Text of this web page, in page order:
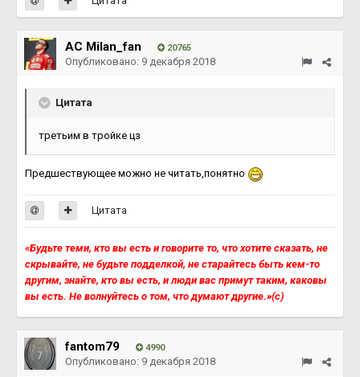
AC Milan_fan 20765
Опубликовано: 9 декабря 2018
Цитата
третьим в тройке цз
Предшествующее можно не читать,понятно
Цитата
«Будьте теми, кто вы есть и говорите то, что хотите сказать, не
скрывайте, не будьте подделкой, не старайтесь быть кем-то
другим, знайте, кто вы есть, и люди вас примут таким, каковы
вы есть. Не волнуйтесь о том, что думают другие.»(с)
fantom79 4990
Опубликовано: 9 декабря 2018